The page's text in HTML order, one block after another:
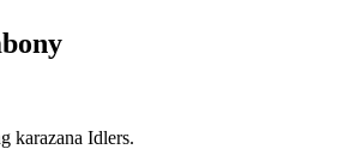
karazana Idlers.